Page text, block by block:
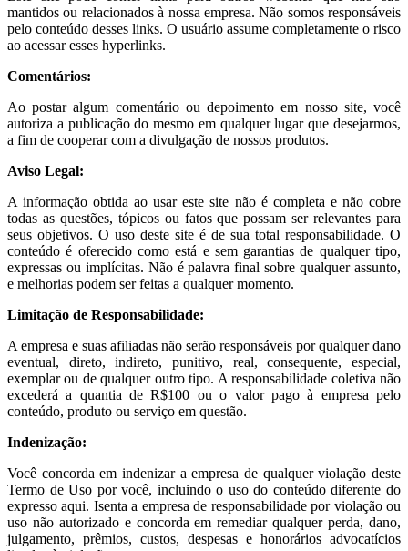
mantidos ou relacionados à nossa empresa. Não somos responsáveis
pelo conteúdo desses links. O usuário assume completamente o risco
ao acessar esses hyperlinks.
Comentários:
Ao postar algum comentário ou depoimento em nosso site, você
autoriza a publicação do mesmo em qualquer lugar que desejarmos,
a fim de cooperar com a divulgação de nossos produtos.
Aviso Legal:
A informação obtida ao usar este site não é completa e não cobre
todas as questões, tópicos ou fatos que possam ser relevantes para
seus objetivos. O uso deste site é de sua total responsabilidade. O
conteúdo é oferecido como está e sem garantias de qualquer tipo,
expressas ou implícitas. Não é palavra final sobre qualquer assunto,
e melhorias podem ser feitas a qualquer momento.
Limitação de Responsabilidade:
A empresa e suas afiliadas não serão responsáveis por qualquer dano
eventual, direto, indireto, punitivo, real, consequente, especial,
exemplar ou de qualquer outro tipo. A responsabilidade coletiva não
excederá a quantia de R$100 ou o valor pago à empresa pelo
conteúdo, produto ou serviço em questão.
Indenização:
Você concorda em indenizar a empresa de qualquer violação deste
Termo de Uso por você, incluindo o uso do conteúdo diferente do
expresso aqui. Isenta a empresa de responsabilidade por violação ou
uso não autorizado e concorda em remediar qualquer perda, dano,
julgamento, prêmios, custos, despesas e honorários advocatícios